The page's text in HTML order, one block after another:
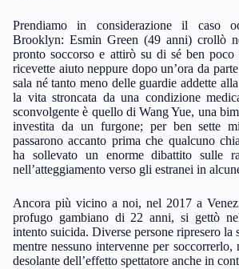
Prendiamo in considerazione il caso
Brooklyn: Esmin Green (49 anni) crollò
pronto soccorso e attirò su di sé ben poco
ricevette aiuto neppure dopo un’ora da
sala né tanto meno delle guardie addette
la vita stroncata da una condizione
sconvolgente è quello di Wang Yue, una
investita da un furgone; per ben sette
passarono accanto prima che qualcuno
ha sollevato un enorme dibattito sulle
nell’atteggiamento verso gli estranei in
Ancora più vicino a noi, nel 2017 a
profugo gambiano di 22 anni, si gettò
intento suicida. Diverse persone ripresero la
mentre nessuno intervenne per soccorrerlo,
desolante dell’effetto spettatore anche in